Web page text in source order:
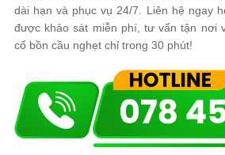
dài hạn và phục vụ 24/7. Liên hệ ngay
được khảo sát miễn phí, tư vấn tận nơi
cố bồn cầu nghẹt chỉ trong 30 phút!